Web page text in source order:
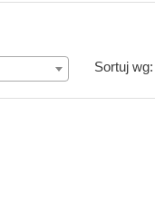
Sortuj wg: